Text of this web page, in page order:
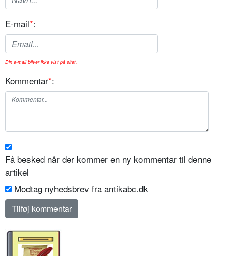
E-mail*:
Din e-mail bliver ikke vist på sitet.
Kommentar*:
Få besked når der kommer en ny kommentar til denne
artikel
Modtag nyhedsbrev fra antikabc.dk